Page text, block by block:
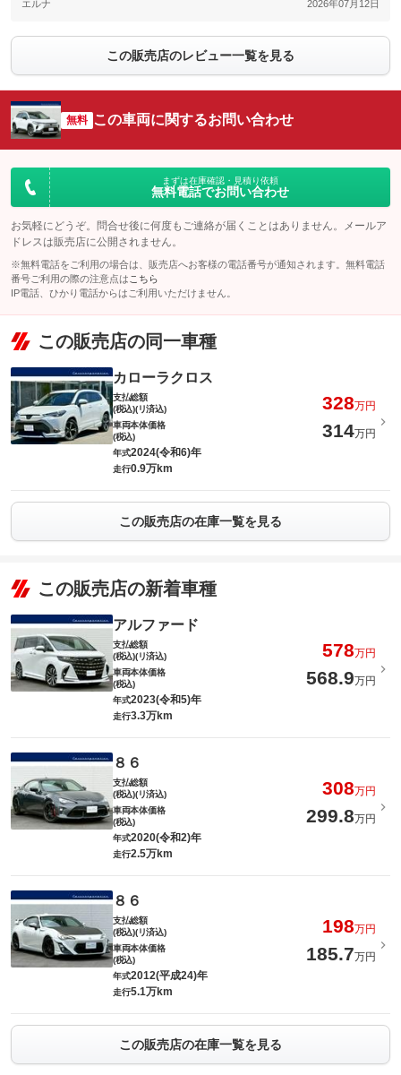
エルナ 2026年07月12日
この販売店のレビュー一覧を見る
無料 この車両に関するお問い合わせ
まずは在庫確認・見積り依頼
無料電話でお問い合わせ
お気軽にどうぞ。問合せ後に何度もご連絡が届くことはありません。メールア
ドレスは販売店に公開されません。
※無料電話をご利用の場合は、販売店へお客様の電話番号が通知されます。無料電話
番号ご利用の際の注意点は こちら
IP電話、ひかり電話からはご利用いただけません。
この販売店の同一車種
カローラクロス
支払総額
(税込)(リ済込)
328万円
車両本体価格
(税込)
314万円
年式2024(令和6)年
走行0.9万km
この販売店の在庫一覧を見る
この販売店の新着車種
アルファード
支払総額
(税込)(リ済込)
578万円
車両本体価格
(税込)
568.9万円
年式2023(令和5)年
走行3.3万km
８６
支払総額
(税込)(リ済込)
308万円
車両本体価格
(税込)
299.8万円
年式2020(令和2)年
走行2.5万km
８６
支払総額
(税込)(リ済込)
198万円
車両本体価格
(税込)
185.7万円
年式2012(平成24)年
走行5.1万km
この販売店の在庫一覧を見る